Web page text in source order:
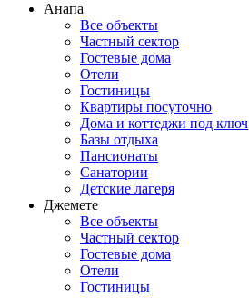
Анапа
Все объекты
Частный сектор
Гостевые дома
Отели
Гостиницы
Квартиры посуточно
Дома и коттеджи под ключ
Базы отдыха
Пансионаты
Санатории
Детские лагеря
Джемете
Все объекты
Частный сектор
Гостевые дома
Отели
Гостиницы